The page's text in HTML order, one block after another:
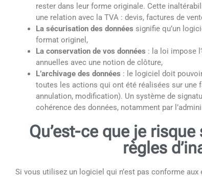
rester dans leur forme originale. Cette
une relation avec la TVA : devis, factures de
La sécurisation des données signifie qu’un
format originel,
La conservation de vos données : la loi impose
annuelles avec une notion de clôture,
L’archivage des données : le logiciel doit
toutes les actions qui ont été réalisées sur une
annulation, modification). Un système de
cohérence des données, notamment par
Qu’est-ce que je
règles
Si vous utilisez un logiciel qui n’est pas conforme